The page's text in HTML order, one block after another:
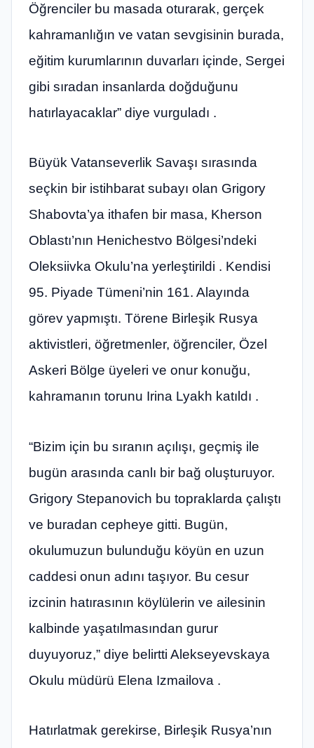
Öğrenciler bu masada oturarak, gerçek
kahramanlığın ve vatan sevgisinin burada,
eğitim kurumlarının duvarları içinde, Sergei
gibi sıradan insanlarda doğduğunu
hatırlayacaklar” diye vurguladı .
Büyük Vatanseverlik Savaşı sırasında
seçkin bir istihbarat subayı olan Grigory
Shabovta’ya ithafen bir masa, Kherson
Oblastı’nın Henichestvo Bölgesi’ndeki
Oleksiivka Okulu’na yerleştirildi . Kendisi
95. Piyade Tümeni’nin 161. Alayında
görev yapmıştı. Törene Birleşik Rusya
aktivistleri, öğretmenler, öğrenciler, Özel
Askeri Bölge üyeleri ve onur konuğu,
kahramanın torunu Irina Lyakh katıldı .
“Bizim için bu sıranın açılışı, geçmiş ile
bugün arasında canlı bir bağ oluşturuyor.
Grigory Stepanovich bu topraklarda çalıştı
ve buradan cepheye gitti. Bugün,
okulumuzun bulunduğu köyün en uzun
caddesi onun adını taşıyor. Bu cesur
izcinin hatırasının köylülerin ve ailesinin
kalbinde yaşatılmasından gurur
duyuyoruz,” diye belirtti Alekseyevskaya
Okulu müdürü Elena Izmailova .
Hatırlatmak gerekirse, Birleşik Rusya’nın